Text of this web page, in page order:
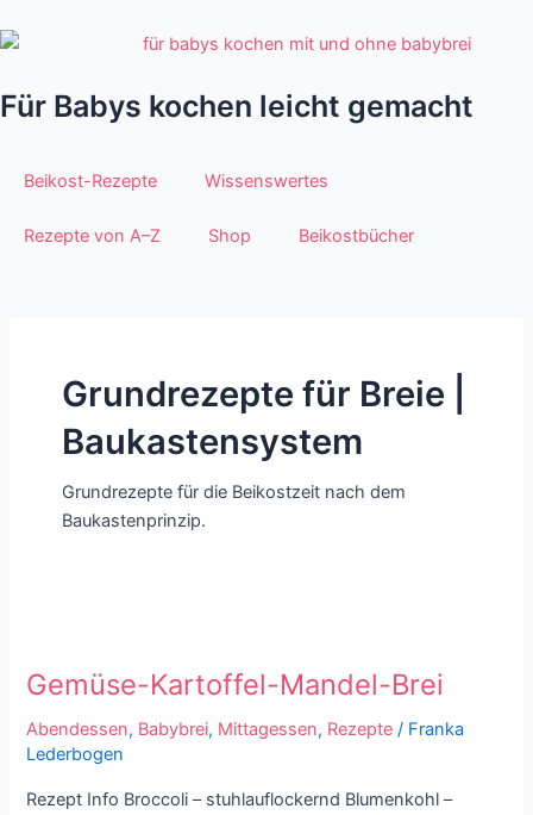
Inhalt
Für Babys kochen leicht gemacht
Beikost-Rezepte Wissenswertes
Rezepte von A–Z Shop Beikostbücher
Grundrezepte für Breie |
Baukastensystem
Grundrezepte für die Beikostzeit nach dem
Baukastenprinzip.
Gemüse-Kartoffel-Mandel-Brei
Abendessen, Babybrei, Mittagessen, Rezepte / Franka
Lederbogen
Rezept Info Broccoli – stuhlauflockernd Blumenkohl –
Mandel-